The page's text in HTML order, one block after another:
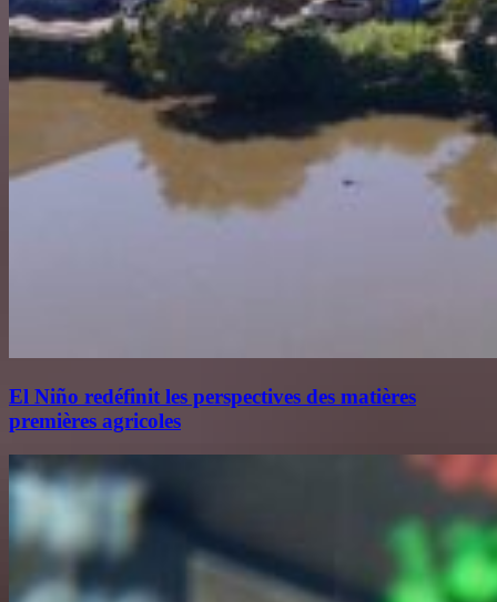
El Niño redéfinit les perspectives des matières
premières agricoles